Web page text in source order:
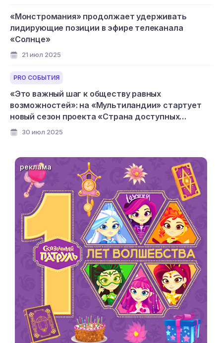
«Монстромания» продолжает удерживать
лидирующие позиции в эфире телеканала
«Солнце»
21 июл 2025
PRO СОБЫТИЯ
«Это важный шаг к обществу равных
возможностей»: на «Мультиландии» стартует
новый сезон проекта «Страна доступных
мультфильмов»
30 июл 2025
реклама